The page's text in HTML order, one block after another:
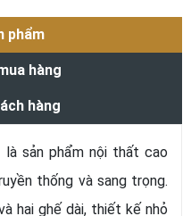
phẩm
hàng
hàng
sản phẩm nội thất cao
thống và sang trọng.
hai ghế dài, thiết kế nhỏ